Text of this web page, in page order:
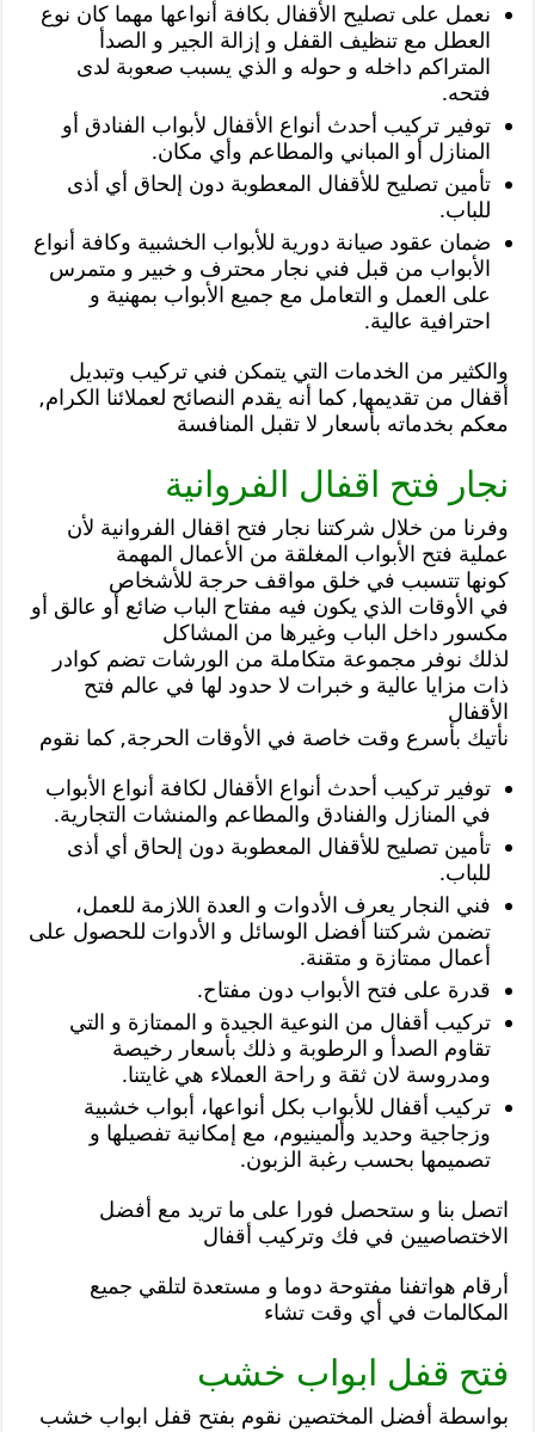
نعمل على تصليح الأقفال بكافة أنواعها مهما كان نوع
العطل مع تنظيف القفل و إزالة الجير و الصدأ
المتراكم داخله و حوله و الذي يسبب صعوبة لدى
فتحه.
توفير تركيب أحدث أنواع الأقفال لأبواب الفنادق أو
المنازل أو المباني والمطاعم وأي مكان.
تأمين تصليح للأقفال المعطوبة دون إلحاق أي أذى
للباب.
ضمان عقود صيانة دورية للأبواب الخشبية وكافة أنواع
الأبواب من قبل فني نجار محترف و خبير و متمرس
على العمل و التعامل مع جميع الأبواب بمهنية و
احترافية عالية.
والكثير من الخدمات التي يتمكن فني تركيب وتبديل
أقفال من تقديمها, كما أنه يقدم النصائح لعملائنا الكرام,
معكم بخدماته بأسعار لا تقبل المنافسة
نجار فتح اقفال الفروانية
وفرنا من خلال شركتنا نجار فتح اقفال الفروانية لأن
عملية فتح الأبواب المغلقة من الأعمال المهمة
كونها تتسبب في خلق مواقف حرجة للأشخاص
في الأوقات الذي يكون فيه مفتاح الباب ضائع أو عالق أو
مكسور داخل الباب وغيرها من المشاكل
لذلك نوفر مجموعة متكاملة من الورشات تضم كوادر
ذات مزايا عالية و خبرات لا حدود لها في عالم فتح
الأقفال
نأتيك بأسرع وقت خاصة في الأوقات الحرجة, كما نقوم
توفير تركيب أحدث أنواع الأقفال لكافة أنواع الأبواب
في المنازل والفنادق والمطاعم والمنشات التجارية.
تأمين تصليح للأقفال المعطوبة دون إلحاق أي أذى
للباب.
فني النجار يعرف الأدوات و العدة اللازمة للعمل،
تضمن شركتنا أفضل الوسائل و الأدوات للحصول على
أعمال ممتازة و متقنة.
قدرة على فتح الأبواب دون مفتاح.
تركيب أقفال من النوعية الجيدة و الممتازة و التي
تقاوم الصدأ و الرطوبة و ذلك بأسعار رخيصة
ومدروسة لان ثقة و راحة العملاء هي غايتنا.
تركيب أقفال للأبواب بكل أنواعها، أبواب خشبية
وزجاجية وحديد وألمينيوم، مع إمكانية تفصيلها و
تصميمها بحسب رغبة الزبون.
اتصل بنا و ستحصل فورا على ما تريد مع أفضل
الاختصاصيين في فك وتركيب أقفال
أرقام هواتفنا مفتوحة دوما و مستعدة لتلقي جميع
المكالمات في أي وقت تشاء
فتح قفل ابواب خشب
بواسطة أفضل المختصين نقوم بفتح قفل ابواب خشب